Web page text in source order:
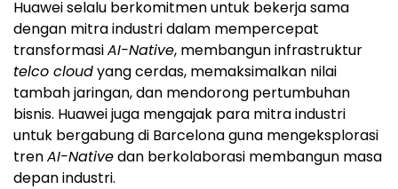
Huawei selalu berkomitmen untuk bekerja sama
dengan mitra industri dalam mempercepat
transformasiAI-Native, membangun infrastruktur
telco cloudyang cerdas, memaksimalkan nilai
tambah jaringan, dan mendorong pertumbuhan
bisnis. Huawei juga mengajak para mitra industri
untuk bergabung di Barcelona guna mengeksplorasi
trenAI-Nativedan berkolaborasi membangun masa
depan industri.